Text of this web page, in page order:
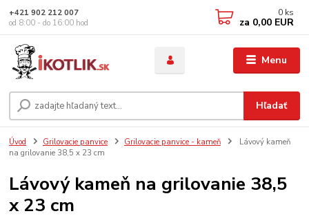
Menu
Hľadať
+421 902 212 007
od 8:00 - do 16:00 hod
0 ks
za 0,00 EUR
Úvod Grilovacie panvice Grilovacie panvice - kameň
Lávový kameň
na grilovanie 38,5 x 23 cm
Lávový kameň na grilovanie 38,5
x 23 cm